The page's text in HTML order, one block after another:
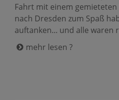
Fahrt mit einem
nach Dresden zum Spaß
auftanken... und alle waren
mehr lesen ?